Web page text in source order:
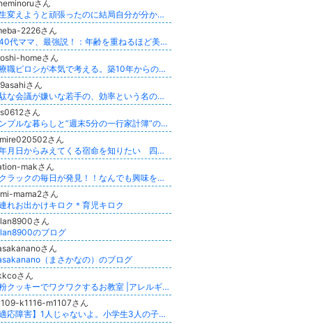
さん
人生変えようと頑張ったのに結局自分が分からなくなってしまった女性がワタシを取り戻す《トータルリッチメソッド》
2226さん
「40代ママ、最強説！：年齢を重ねるほど美しくなる、ハッピー育児術/うつみ まゆみ」
homeさん
医療職ピロシが本気で考える。築10年からのマンション進化論
さん
無駄な会議が嫌いな若手の、効率という名の逃げ道｜あさ
さん
シンプルな暮らしと”週末5分の一行家計簿”の家計整理術♪ 片づけ×家計整理×経理代行
さん
生年月日からみえてくる宿命を知りたい 四柱推命
makさん
サクラックの毎日が発見！！なんでも興味をもって前向きに！！
mama2さん
れお出かけキロク＊育児キロク
さん
のブログ
さん
（まさかなの）のブログ
さん
米粉クッキーでワクワクするお教室 |アレルギー対応レシピ| nikkco(にっこ)
k1116-m1107さん
【適応障害】1人じゃないよ。小学生3人の子を持つ正社員30代ママ